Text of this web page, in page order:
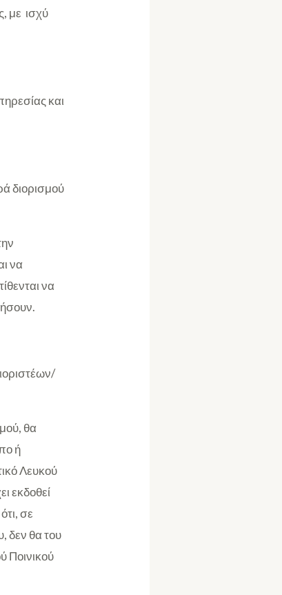
με ισχύ
και
διορισμού
να
να
θα
ή
Λευκού
εκδοθεί
σε
δεν θα του
Ποινικού